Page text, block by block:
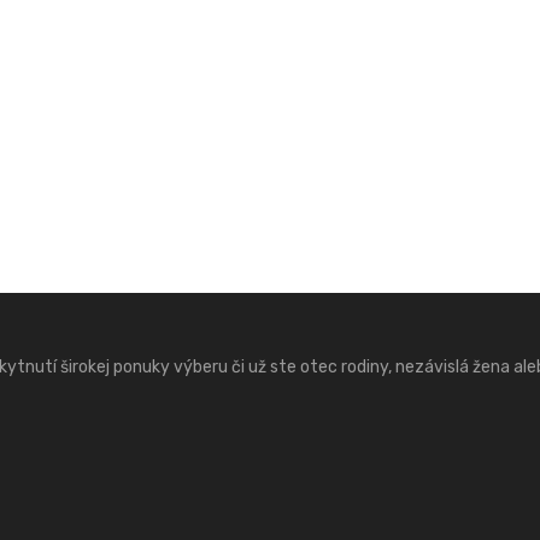
širokej ponuky výberu či už ste otec rodiny, nezávislá žena